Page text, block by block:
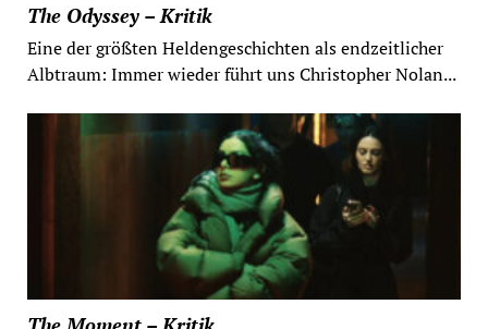
The Odyssey – Kritik
Eine der größten Heldengeschichten als endzeitlicher
Albtraum: Immer wieder führt uns Christopher Nolan...